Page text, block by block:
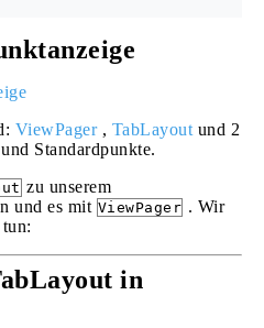
ViewPager, TabLayout und 2
Standardpunkte.
zu unserem
und es mit ViewPager . Wir
in